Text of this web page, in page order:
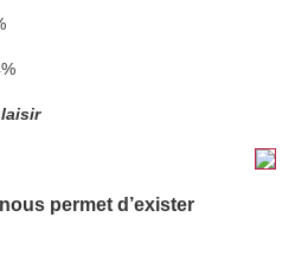
permet d’exister